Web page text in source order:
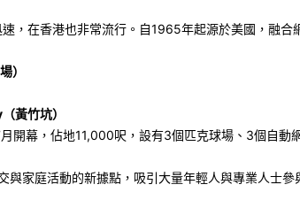
，在香港也非常流行。自1965年起源於美國，融合
）
（黃竹坑）
月開幕，佔地11,000呎，設有3個匹克球場、 3個自動
與家庭活動的新據點，吸引大量年輕人與專業人士